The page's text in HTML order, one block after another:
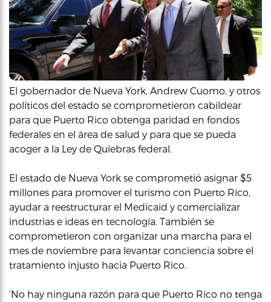
El gobernador de Nueva York, Andrew Cuomo, y otros
políticos del estado se comprometieron cabildear
para que Puerto Rico obtenga paridad en fondos
federales en el área de salud y para que se pueda
acoger a la Ley de Quiebras federal.
El estado de Nueva York se comprometió asignar $5
millones para promover el turismo con Puerto Rico,
ayudar a reestructurar el Medicaid y comercializar
industrias e ideas en tecnología. También se
comprometieron con organizar una marcha para el
mes de noviembre para levantar conciencia sobre el
tratamiento injusto hacia Puerto Rico.
‘No hay ninguna razón para que Puerto Rico no tenga